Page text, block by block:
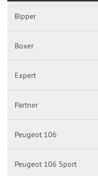
Bipper
Boxer
Expert
Partner
Peugeot 106
Peugeot 106 Sport